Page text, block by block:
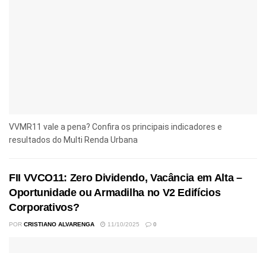
VVMR11 vale a pena? Confira os principais indicadores e
resultados do Multi Renda Urbana
FII VVCO11: Zero Dividendo, Vacância em Alta –
Oportunidade ou Armadilha no V2 Edifícios
Corporativos?
POR CRISTIANO ALVARENGA 11/10/2025 0